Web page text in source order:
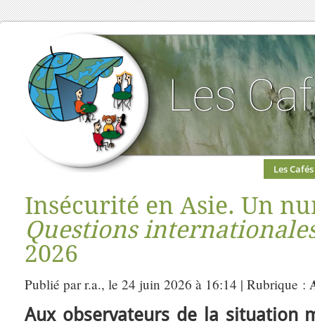
Les Cafés
Insécurité en Asie. Un
Questions
2026
Publié par r.a., le 24 juin 2026 à 16:14 | Rubrique :
Aux observateurs de la situation